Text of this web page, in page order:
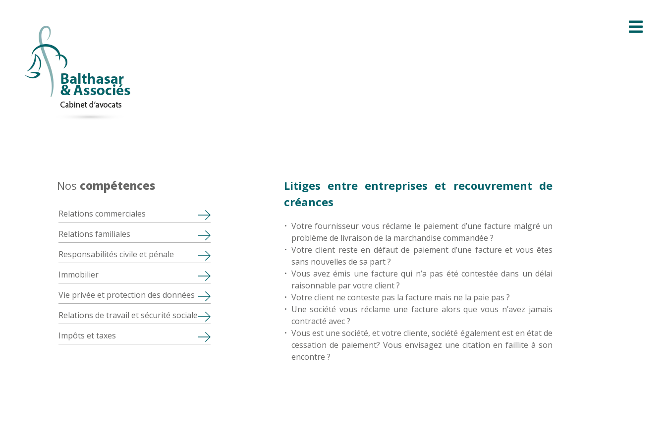
Nos compétences
Relations commerciales
Relations familiales
Responsabilités civile et pénale
Immobilier
Vie privée et protection des données
Relations de travail et sécurité sociale
Impôts et taxes
Litiges entre entreprises et recouvrement de
créances
Votre fournisseur vous réclame le paiement d’une facture malgré un
problème de livraison de la marchandise commandée ?
Votre client reste en défaut de paiement d’une facture et vous êtes
sans nouvelles de sa part ?
Vous avez émis une facture qui n’a pas été contestée dans un délai
raisonnable par votre client ?
Votre client ne conteste pas la facture mais ne la paie pas ?
Une société vous réclame une facture alors que vous n’avez jamais
contracté avec ?
Vous est une société, et votre cliente, société également est en état de
cessation de paiement? Vous envisagez une citation en faillite à son
encontre ?